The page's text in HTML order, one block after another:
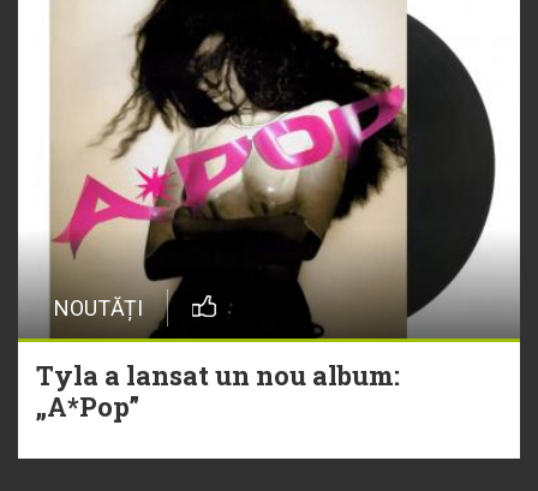
NOUTĂȚI
Tyla a lansat un nou album:
„A*Pop”